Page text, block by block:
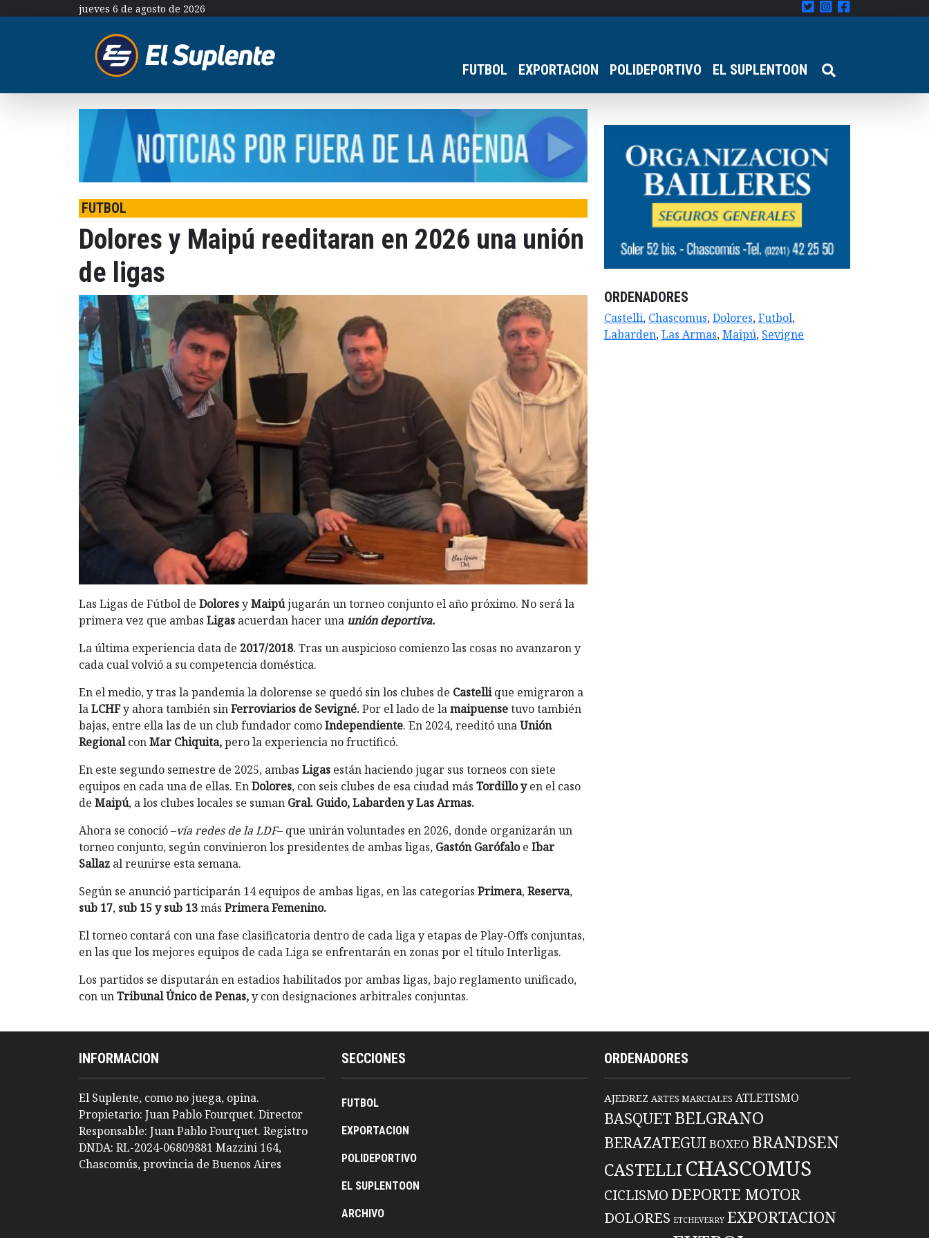
jueves 6 de agosto de 2026
FUTBOL EXPORTACION POLIDEPORTIVO EL SUPLENTOON
FUTBOL
Dolores y Maipú reeditaran en 2026 una unión
de ligas
Las Ligas de Fútbol de DoloresyMaipújugarán un torneo conjunto el año próximo. No será la
primera vez que ambas Ligas acuerdan hacer una unión deportiva.
La última experiencia data de 2017/2018. Tras un auspicioso comienzo las cosas no avanzaron y
cada cual volvió a su competencia doméstica.
En el medio, y tras la pandemia la dolorense se quedó sin los clubes de Castellique emigraron a
laLCHFy ahora también sinFerroviarios de Sevigné.Por el lado de lamaipuensetuvo también
bajas, entre ella las de un club fundador comoIndependiente. En 2024, reeditó unaUnión
RegionalconMar Chiquita,pero la experiencia no fructificó.
En este segundo semestre de 2025, ambas Ligas están haciendo jugar sus torneos con siete
equipos en cada una de ellas. EnDolores, con seis clubes de esa ciudad más Tordillo yen el caso
de Maipú, a los clubes locales se suman Gral. Guido, Labarden y Las Armas.
Ahora se conoció –vía redes de la LDF– que unirán voluntades en 2026, donde organizarán un
torneo conjunto, según convinieron los presidentes de ambas ligas, Gastón Garófaloe Ibar
Sallaz al reunirse esta semana.
Según se anunció participarán 14 equipos de ambas ligas, en las categorías Primera,Reserva,
sub 17, sub 15 y sub 13más Primera Femenino.
El torneo contará con una fase clasificatoria dentro de cada liga y etapas de Play-Offs conjuntas,
en las que los mejores equipos de cada Liga se enfrentarán en zonas por el título Interligas.
Los partidos se disputarán en estadios habilitados por ambas ligas, bajo reglamento unificado,
con unTribunal Único de Penas,y con designaciones arbitrales conjuntas.
ORDENADORES
Castelli, Chascomus,Dolores,Futbol,
Labarden,Las Armas,Maipú, Sevigne
INFORMACION
El Suplente, como no juega, opina.
Propietario: Juan Pablo Fourquet. Director
Responsable: Juan Pablo Fourquet. Registro
DNDA: RL-2024-06809881 Mazzini 164,
Chascomús, provincia de Buenos Aires
SECCIONES
FUTBOL
EXPORTACION
POLIDEPORTIVO
EL SUPLENTOON
ARCHIVO
ORDENADORES
AJEDREZ ARTES MARCIALES ATLETISMO
BASQUET BELGRANO
BERAZATEGUIBOXEO BRANDSEN
CASTELLI CHASCOMUS
CICLISMO DEPORTE MOTOR
DOLORES ETCHEVERRY EXPORTACION